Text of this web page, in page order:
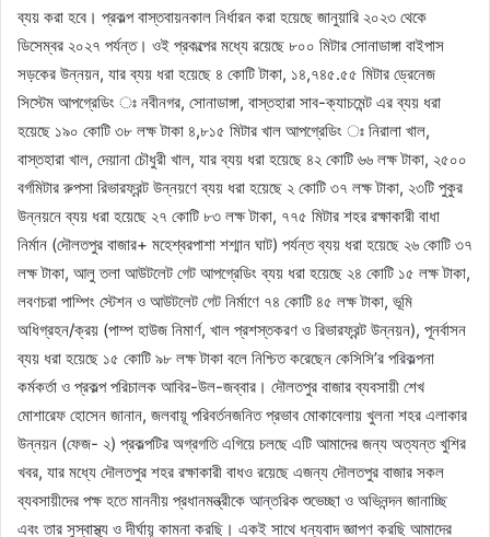
ব্যয় করা হবে। প্রকল্প বাস্তবায়নকাল নির্ধারন করা হয়েছে জানুয়ারি ২০২৩ থেকে
ডিসেম্বর ২০২৭ পর্যন্ত। ওই প্রকল্পের মধ্যে রয়েছে ৮০০ মিটার সোনাডাঙ্গা বাইপাস
সড়কের উন্নয়ন, যার ব্যয় ধরা হয়েছে ৪ কোটি টাকা, ১৪,৭৪৫.৫৫ মিটার ড্রেনেজ
সিস্টেম আপগ্রেডিং ঃ নবীনগর, সোনাডাঙ্গা, বাস্তহারা সাব-ক্যাচমেন্ট এর ব্যয় ধরা
হয়েছে ১৯০ কোটি ৩৮ লক্ষ টাকা ৪,৮১৫ মিটার খাল আপগ্রেডিং ঃ নিরালা খাল,
বাস্তহারা খাল, দেয়ানা চৌধুরী খাল, যার ব্যয় ধরা হয়েছে ৪২ কোটি ৬৬ লক্ষ টাকা, ২৫০০
বর্গমিটার রুপসা রিভারফ্রন্ট উন্নয়ণে ব্যয় ধরা হয়েছে ২ কোটি ৩৭ লক্ষ টাকা, ২৩টি পুকুর
উন্নয়নে ব্যয় ধরা হয়েছে ২৭ কোটি ৮৩ লক্ষ টাকা, ৭৭৫ মিটার শহর রক্ষাকারী বাধা
নির্মান (দৌলতপুর বাজার+ মহেশ্বরপাশা শশ্মান ঘাট) পর্যন্ত ব্যয় ধরা হয়েছে ২৬ কোটি ৩৭
লক্ষ টাকা, আলু তলা আউটলেট গেট আপগ্রেডিং ব্যয় ধরা হয়েছে ২৪ কোটি ১৫ লক্ষ টাকা,
লবণচরা পাম্পিং স্টেশন ও আউটলেট গেট নির্মাণে ৭৪ কোটি ৪৫ লক্ষ টাকা, ভূমি
অধিগ্রহন/ক্রয় (পাম্প হাউজ নিমার্ণ, খাল প্রশস্তকরণ ও রিভারফ্রন্ট উন্নয়ন), পূনর্বাসন
ব্যয় ধরা হয়েছে ১৫ কোটি ৯৮ লক্ষ টাকা বলে নিশ্চিত করেছেন কেসিসি’র পরিকল্পনা
কর্মকর্তা ও প্রকল্প পরিচালক আবির-উল-জব্বার। দৌলতপুর বাজার ব্যবসায়ী শেখ
মোশারেফ হোসেন জানান, জলবায়ূ পরিবর্তনজনিত প্রভাব মোকাবেলায় খুলনা শহর এলাকার
উন্নয়ন (ফেজ- ২) প্রকল্পটির অগ্রগতি এগিয়ে চলছে এটি আমাদের জন্য অত্যন্ত খুশির
খবর, যার মধ্যে দৌলতপুর শহর রক্ষাকারী বাধও রয়েছে এজন্য দৌলতপুর বাজার সকল
ব্যবসায়ীদের পক্ষ হতে মাননীয় প্রধানমন্ত্রীকে আন্তরিক শুভেচ্ছা ও অভিনন্দন জানাচ্ছি
এবং তার সুস্বাস্থ্য ও দীর্ঘায়ূ কামনা করছি। একই সাথে ধন্যবাদ জ্ঞাপণ করছি আমাদের